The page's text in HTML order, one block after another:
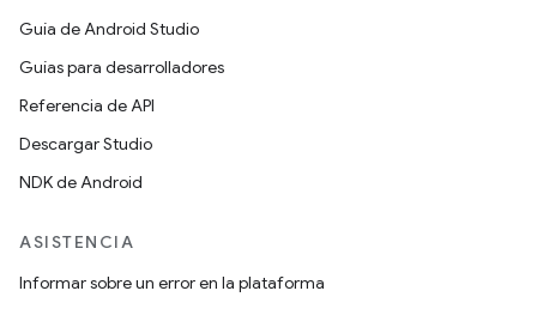
Guía de Android Studio
Guías para desarrolladores
Referencia de API
Descargar Studio
NDK de Android
ASISTENCIA
Informar sobre un error en la plataforma